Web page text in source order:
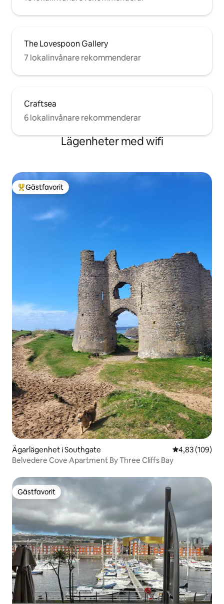
The Lovespoon Gallery
7 lokalinvånare rekommenderar
Craftsea
6 lokalinvånare rekommenderar
Lägenheter med wifi
Populär gästfavorit
Gästfavorit
Ägarlägenhet i Southgate 4,83 av 5 i
4,83 (109)
Belvedere Cove Apartment By Three Cliffs Bay
Gästfavorit
Gästfavorit